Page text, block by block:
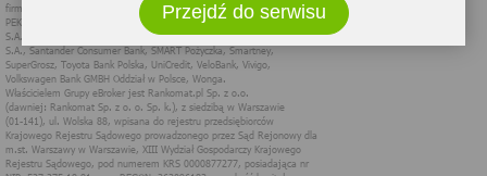
Zakres wykorzystywania plików cookies możliwy jest do
określenia w ustawieniach przeglądarki każdego użytkownika. Bez
wprowadzenia zmian ustawień, informacje w plikach cookies mogą
być zapisywane w pamięci Twojego urządzenia.
Administratorem danych pozyskiwanych w technologii cookies jest
spółka Rankomat.pl Sp. z o.o. (dawniej: Rankomat Sp. z o. o. Sp.
k.) z siedzibą w Warszawie, ul. Wolska 88, 01 - 141 Warszawa.
Możesz jako użytkownik w każdym czasie skontaktować się z
administratorem pod adresem bok@ebroker.pl, jak również wyrazić
Przejdź do serwisu